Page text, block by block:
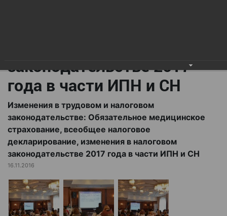
законодательстве 2017
года в части ИПН и СН
Изменения в трудовом и налоговом
законодательстве: Обязательное медицинское
страхование, всеобщее налоговое
декларирование, изменения в налоговом
законодательстве 2017 года в части ИПН и СН
16.11.2016